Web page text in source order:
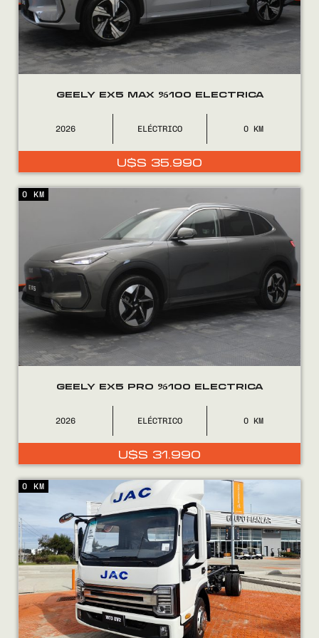
08002525
GEELY EX5 MAX %100 ELECTRICA
2026 ELÉCTRICO 0
U$S 35.990
GEELY EX5 PRO %100 ELECTRICA
2026 ELÉCTRICO 0
U$S 31.990
0 KM
0 KM